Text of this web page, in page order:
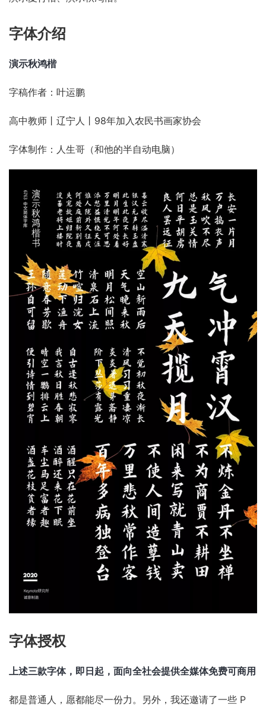
字体介绍
演示秋鸿楷
字稿作者：叶运鹏
高中教师丨辽宁人丨98年加入农民书画家协会
字体制作：人生哥（和他的半自动电脑）
字体授权
上述三款字体，即日起，面向全社会提供全媒体免费可商用
都是普通人，愿都能尽一份力。另外，我还邀请了一些 P